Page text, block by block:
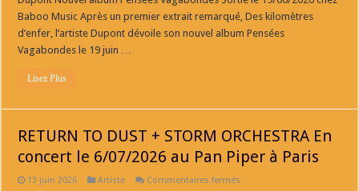
Sortie
le
19/06/2026
Baboo Music Après un premier extrait remarqué, Des kilomètres
d’enfer, l’artiste Dupont dévoile son nouvel album Pensées
Vagabondes le 19 juin …
Lisez Plus
RETURN TO DUST + STORM ORCHESTRA En
concert le 6/07/2026 au Pan Piper à Paris
13 juin 2026 Artiste Commentaires fermés